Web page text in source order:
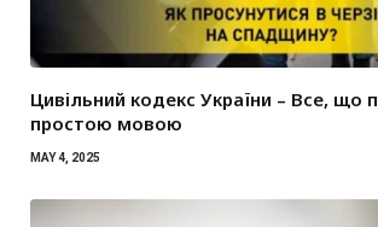
Цивільний кодекс України – Все, що
простою мовою
MAY 4, 2025